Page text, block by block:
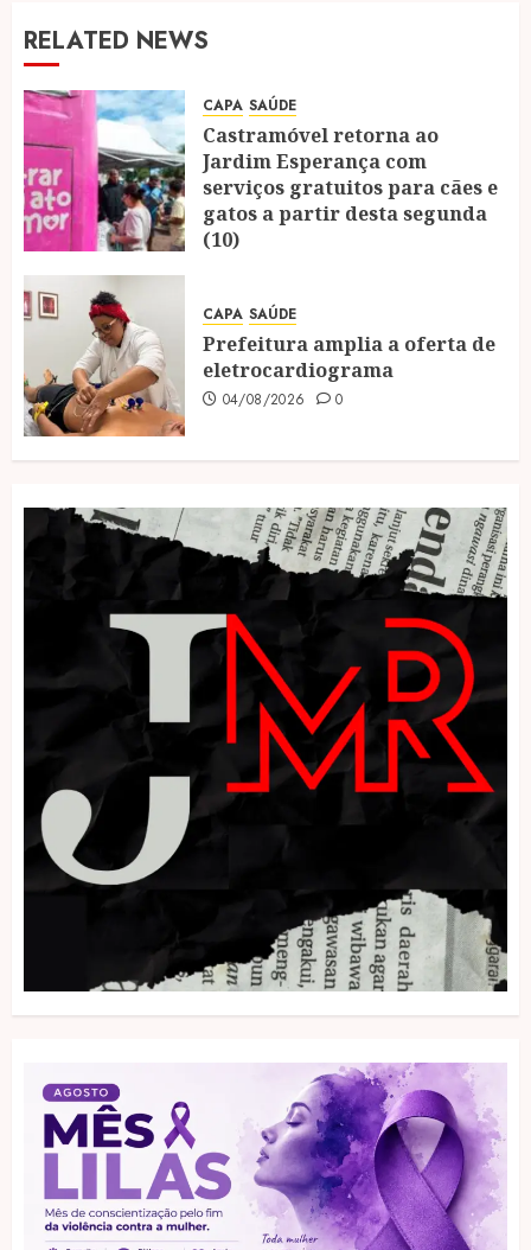
RELATED NEWS
CAPA SAÚDE
Castramóvel retorna ao
Jardim Esperança com
serviços gratuitos para cães e
gatos a partir desta segunda
(10)
CAPA SAÚDE
Prefeitura amplia a oferta de
eletrocardiograma
04/08/2026 0